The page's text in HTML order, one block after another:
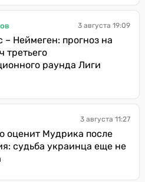
3 августа 19:09
– Неймеген: прогноз на
третьего
раунда Лиги
3 августа 11:27
оценит Мудрика после
судьба украинца еще не